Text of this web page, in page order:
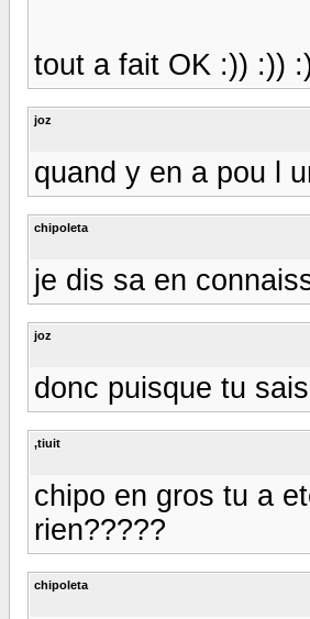
tout a fait OK :)) :))
joz
quand y en a pou l
chipoleta
je dis sa en
joz
donc puisque tu
,tiuit
chipo en gros tu a
rien?????
chipoleta